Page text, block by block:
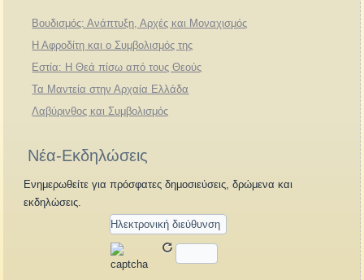
Βουδισμός: Ανάπτυξη, Αρχές και Μοναχισμός
Η Αφροδίτη και ο Συμβολισμός της
Εστία: Η Θεά πίσω από τους Θεούς
Τα Μαντεία στην Αρχαία Ελλάδα
Λαβύρινθος και Συμβολισμός
Νέα-Εκδηλώσεις
Ενημερωθείτε για πρόσφατες δημοσιεύσεις, δρώμενα και
εκδηλώσεις.